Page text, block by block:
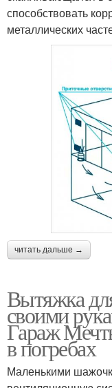
способствовать
металлических
читать дальше →
Вытяжка
своими
Гараж
в погребах
Маленькими